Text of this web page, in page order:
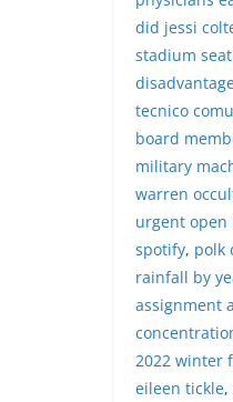
did jessi
stadium
tecnico
board
military
warren
urgent
spotify, polk
rainfall by
assignment
2022 winter
eileen tickle,